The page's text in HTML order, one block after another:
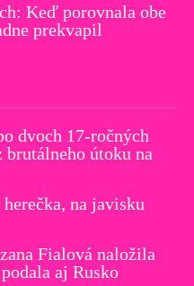
Keď porovnala obe
prekvapil
dvoch 17-ročných
útoku na
na javisku
Fialová naložila
aj Rusko